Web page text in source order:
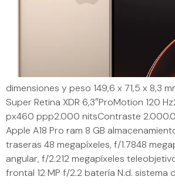
dimensiones y peso 149,6 x 71,5 x 8,3
Super Retina XDR 6,3″ProMotion 120
px460 ppp2.000 nitsContraste
Apple A18 Pro ram 8 GB
traseras 48 megapíxeles, f/1.7848
angular, f/2.212 megapíxeles
frontal 12 MP f/2.2 batería N.d. sistema